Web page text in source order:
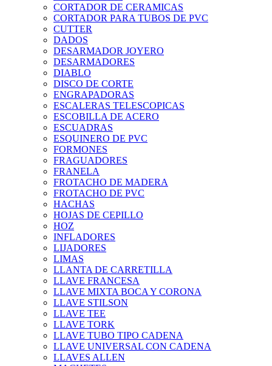
CORTADOR DE CERAMICAS
CORTADOR PARA TUBOS DE PVC
CUTTER
DADOS
DESARMADOR JOYERO
DESARMADORES
DIABLO
DISCO DE CORTE
ENGRAPADORAS
ESCALERAS TELESCOPICAS
ESCOBILLA DE ACERO
ESCUADRAS
ESQUINERO DE PVC
FORMONES
FRAGUADORES
FRANELA
FROTACHO DE MADERA
FROTACHO DE PVC
HACHAS
HOJAS DE CEPILLO
HOZ
INFLADORES
LIJADORES
LIMAS
LLANTA DE CARRETILLA
LLAVE FRANCESA
LLAVE MIXTA BOCA Y CORONA
LLAVE STILSON
LLAVE TEE
LLAVE TORK
LLAVE TUBO TIPO CADENA
LLAVE UNIVERSAL CON CADENA
LLAVES ALLEN